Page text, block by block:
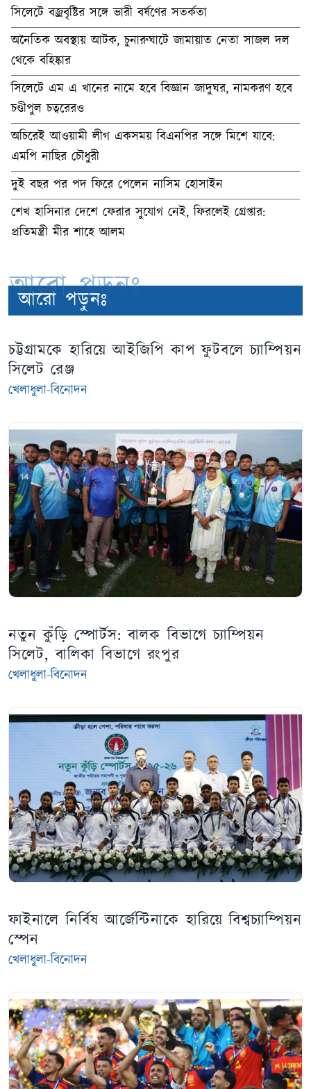
সিলেটে বজ্রবৃষ্টির সঙ্গে ভারী বর্ষণের সতর্কতা
অনৈতিক অবস্থায় আটক, চুনারুঘাটে জামায়াত নেতা সাজল দল
থেকে বহিষ্কার
সিলেটে এম এ খানের নামে হবে বিজ্ঞান জাদুঘর, নামকরণ হবে
চণ্ডীপুল চত্বরেরও
অচিরেই আওয়ামী লীগ একসময় বিএনপির সঙ্গে মিশে যাবে:
এমপি নাছির চৌধুরী
দুই বছর পর পদ ফিরে পেলেন নাসিম হোসাইন
শেখ হাসিনার দেশে ফেরার সুযোগ নেই, ফিরলেই গ্রেপ্তার:
প্রতিমন্ত্রী মীর শাহে আলম
আরো পড়ুনঃ
আরো পড়ুনঃ
চট্টগ্রামকে হারিয়ে আইজিপি কাপ ফুটবলে চ্যাম্পিয়ন
সিলেট রেঞ্জ
খেলাধুলা-বিনোদন
নতুন কুঁড়ি স্পোর্টস: বালক বিভাগে চ্যাম্পিয়ন
সিলেট, বালিকা বিভাগে রংপুর
খেলাধুলা-বিনোদন
ফাইনালে নির্বিষ আর্জেন্টিনাকে হারিয়ে বিশ্বচ্যাম্পিয়ন
স্পেন
খেলাধুলা-বিনোদন